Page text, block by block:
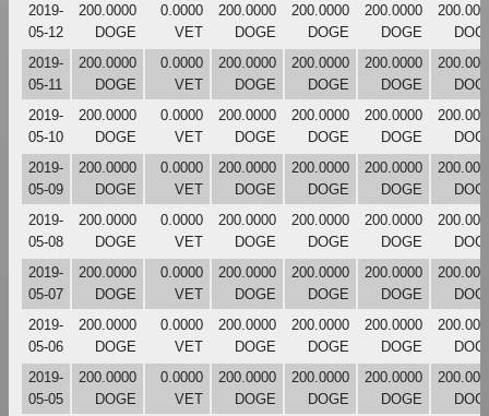
2019-
05-12
200.0000
DOGE
0.0000
VET
200.0000
DOGE
200.0000
DOGE
200.0000
DOGE
2019-
05-11
200.0000
DOGE
0.0000
VET
200.0000
DOGE
200.0000
DOGE
200.0000
DOGE
2019-
05-10
200.0000
DOGE
0.0000
VET
200.0000
DOGE
200.0000
DOGE
200.0000
DOGE
2019-
05-09
200.0000
DOGE
0.0000
VET
200.0000
DOGE
200.0000
DOGE
200.0000
DOGE
2019-
05-08
200.0000
DOGE
0.0000
VET
200.0000
DOGE
200.0000
DOGE
200.0000
DOGE
2019-
05-07
200.0000
DOGE
0.0000
VET
200.0000
DOGE
200.0000
DOGE
200.0000
DOGE
2019-
05-06
200.0000
DOGE
0.0000
VET
200.0000
DOGE
200.0000
DOGE
200.0000
DOGE
2019-
05-05
200.0000
DOGE
0.0000
VET
200.0000
DOGE
200.0000
DOGE
200.0000
DOGE